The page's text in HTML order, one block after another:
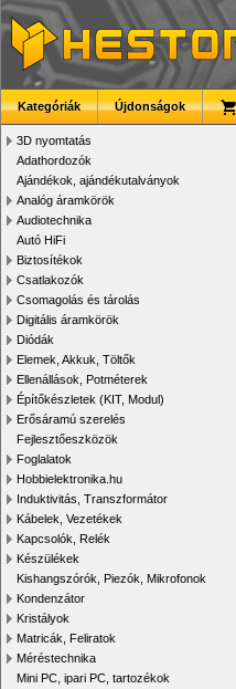
Kategóriák Újdonságok
3D nyomtatás
Adathordozók
Ajándékok, ajándékutalványok
Analóg áramkörök
Audiotechnika
Autó HiFi
Biztosítékok
Csatlakozók
Csomagolás és tárolás
Digitális áramkörök
Diódák
Elemek, Akkuk, Töltők
Ellenállások, Potméterek
Építőkészletek (KIT, Modul)
Erősáramú szerelés
Fejlesztőeszközök
Foglalatok
Hobbielektronika.hu
Induktivitás, Transzformátor
Kábelek, Vezetékek
Kapcsolók, Relék
Készülékek
Kishangszórók, Piezók, Mikrofonok
Kondenzátor
Kristályok
Matricák, Feliratok
Méréstechnika
Mini PC, ipari PC, tartozékok